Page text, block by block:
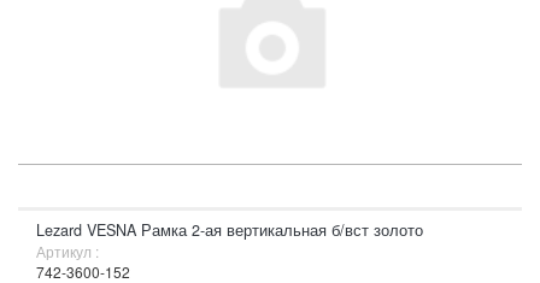
Lezard VESNA Рамка 2-ая вертикальная б/вст золото
Артикул :
742-3600-152